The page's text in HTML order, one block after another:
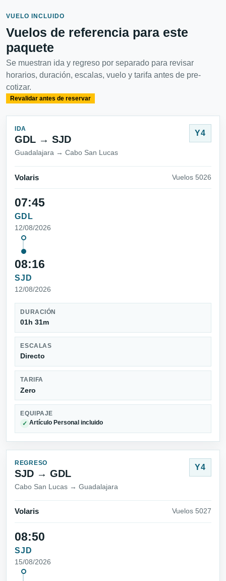
VUELO INCLUIDO
Vuelos de referencia para este
paquete
Se muestran ida y regreso por separado para revisar
horarios, duración, escalas, vuelo y tarifa antes de pre-
cotizar.
Revalidar antes de reservar
IDA
GDL → SJD
Guadalajara → Cabo San Lucas
Y4
Volaris Vuelos 5026
07:45
GDL
12/08/2026
08:16
SJD
12/08/2026
DURACIÓN
01h 31m
ESCALAS
Directo
TARIFA
Zero
EQUIPAJE
✓ Artículo Personal incluido
REGRESO
SJD → GDL
Cabo San Lucas → Guadalajara
Y4
Volaris Vuelos 5027
08:50
SJD
15/08/2026